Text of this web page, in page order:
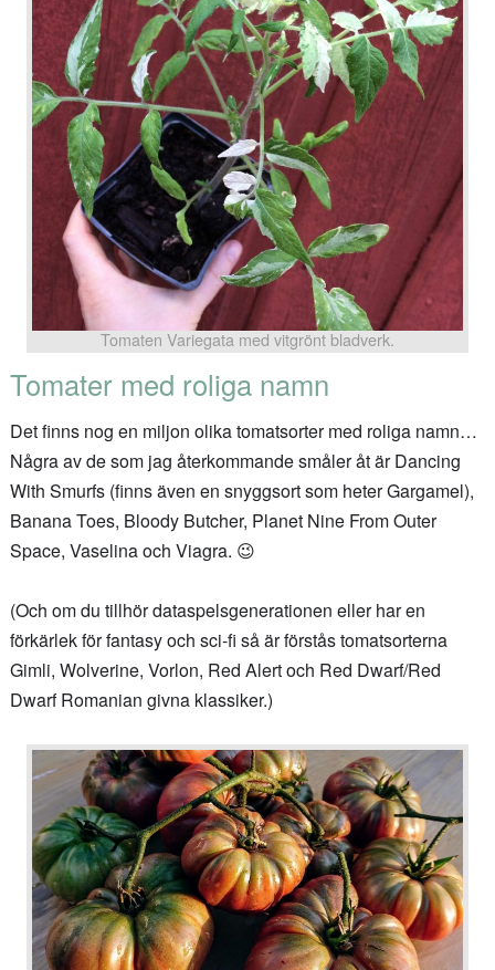
Tomaten Variegata med vitgrönt bladverk.
Tomater med roliga namn
Det finns nog en miljon olika tomatsorter med roliga namn…
Några av de som jag återkommande småler åt är Dancing
With Smurfs (finns även en snyggsort som heter Gargamel),
Banana Toes, Bloody Butcher, Planet Nine From Outer
Space, Vaselina och Viagra. 😉
(Och om du tillhör dataspelsgenerationen eller har en
förkärlek för fantasy och sci-fi så är förstås tomatsorterna
Gimli, Wolverine, Vorlon, Red Alert och Red Dwarf/Red
Dwarf Romanian givna klassiker.)